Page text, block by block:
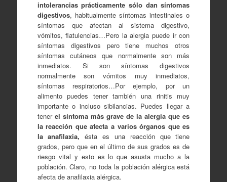
intolerancias prácticamente sólo dan síntomas
digestivos, habitualmente síntomas intestinales o
síntomas que afectan al sistema digestivo,
vómitos, flatulencias…Pero la alergia puede ir con
síntomas digestivos pero tiene muchos otros
síntomas cutáneos que normalmente son más
inmediatos. Si son síntomas digestivos
normalmente son vómitos muy inmediatos,
síntomas respiratorios…Por ejemplo, por un
alimento puedes tener también una rinitis muy
importante o incluso sibilancias. Puedes llegar a
tener el síntoma más grave de la alergia que es
la reacción que afecta a varios órganos que es
la anafilaxia, ésta es una reacción que tiene
grados, pero que en el último de sus grados es de
riesgo vital y esto es lo que asusta mucho a la
población. Claro, no toda la población alérgica está
afecta de anafilaxia alérgica.